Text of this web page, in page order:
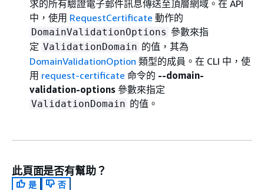
求的所有驗證電子郵件訊息傳送至頂層網域。在 API
中，使用 RequestCertificate 動作的
DomainValidationOptions 參數來指
定 ValidationDomain 的值，其為
DomainValidationOption 類型的成員。在 CLI 中，使
用 request-certificate 命令的 --domain-
validation-options 參數來指定
ValidationDomain 的值。
此頁面是否有幫助？
是
否